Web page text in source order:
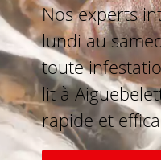
Nos experts
lundi au
toute
lit à
rapide et